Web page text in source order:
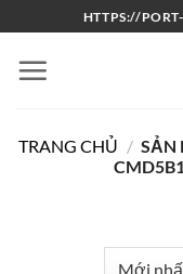
qua
nội
HTTPS://
TRANG CHỦ / SẢN